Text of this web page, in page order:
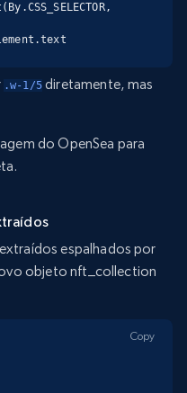
.w-1/5diretamente, mas
do OpenSea para
espalhados por
objeto nft_collection
Copy